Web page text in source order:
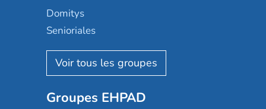
Domitys
Senioriales
Nohée
Les Résidentiels
Mobicap
Groupes EHPAD